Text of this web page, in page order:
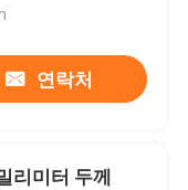
연락처
리미터 두께